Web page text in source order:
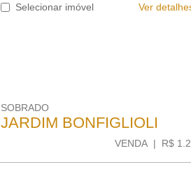
Selecionar imóvel Ver
SOBRADO
JARDIM BONFIGLIOLI
VENDA | R$